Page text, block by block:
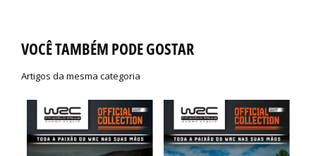
VOCÊ TAMBÉM PODE GOSTAR
Artigos da mesma categoria